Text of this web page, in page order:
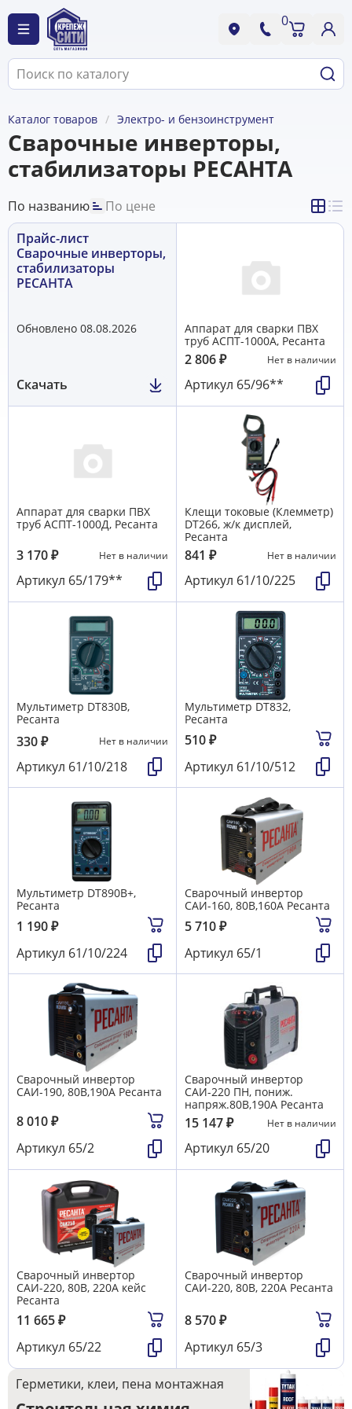
0
Каталог товаров Электро- и бензоинструмент
Сварочные инверторы,
стабилизаторы РЕСАНТА
По названию
По цене
Прайс-лист
Сварочные инверторы,
стабилизаторы
РЕСАНТА
Обновлено 08.08.2026
Скачать
Аппарат для сварки ПВХ
труб АСПТ-1000А, Ресанта
2 806₽ Нет в наличии
Артикул 65/96**
Аппарат для сварки ПВХ
труб АСПТ-1000Д, Ресанта
3 170₽ Нет в наличии
Артикул 65/179**
Клещи токовые (Клемметр)
DT266, ж/к дисплей,
Ресанта
841 ₽ Нет в наличии
Артикул 61/10/225
Мультиметр DT830B,
Ресанта
330₽ Нет в наличии
Артикул 61/10/218
Мультиметр DT832,
Ресанта
510₽
Артикул 61/10/512
Мультиметр DT890B+,
Ресанта
1 190₽
Артикул 61/10/224
Сварочный инвертор
САИ-160, 80В,160А Ресанта
5 710₽
Артикул 65/1
Сварочный инвертор
САИ-190, 80В,190А Ресанта
8 010₽
Артикул 65/2
Сварочный инвертор
САИ-220 ПН, пониж.
напряж.80В,190А Ресанта
15 147₽ Нет в наличии
Артикул 65/20
Сварочный инвертор
САИ-220, 80В, 220А кейс
Ресанта
11 665₽
Артикул 65/22
Сварочный инвертор
САИ-220, 80В, 220А Ресанта
8 570₽
Артикул 65/3
Герметики, клеи, пена монтажная